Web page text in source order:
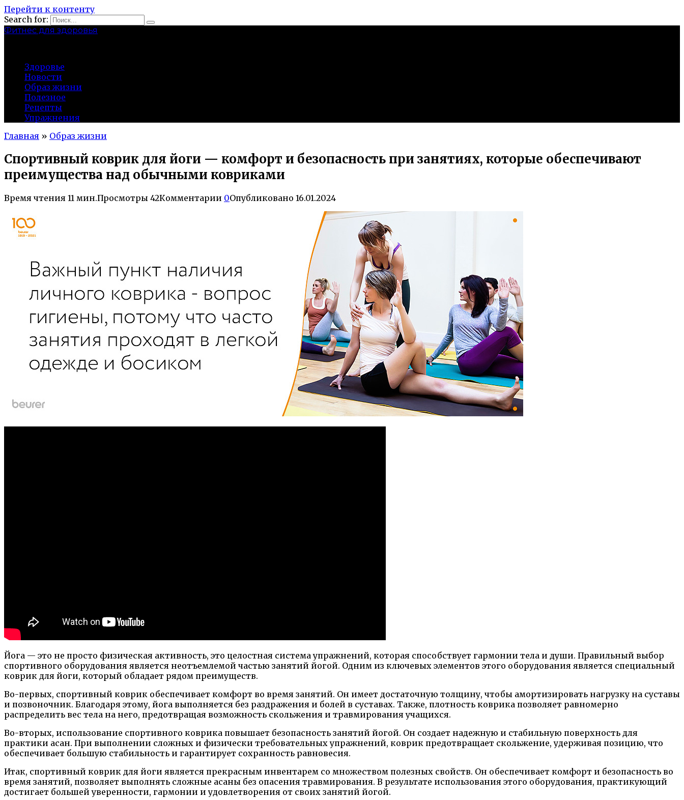
Перейти к контенту
Search for:
Фитнес для здоровья
Здоровье
Новости
Образ жизни
Полезное
Рецепты
Упражнения
Главная » Образ жизни
Спортивный коврик для йоги — комфорт и безопасность при занятиях, которые обеспечивают
преимущества над обычными ковриками
Время чтения 11 мин.Просмотры 42Комментарии 0Опубликовано 16.01.2024
Йога — это не просто физическая активность, это целостная система упражнений, которая способствует гармонии тела и души. Правильный выбор
спортивного оборудования является неотъемлемой частью занятий йогой. Одним из ключевых элементов этого оборудования является специальный
коврик для йоги, который обладает рядом преимуществ.
Во-первых, спортивный коврик обеспечивает комфорт во время занятий. Он имеет достаточную толщину, чтобы амортизировать нагрузку на суставы
и позвоночник. Благодаря этому, йога выполняется без раздражения и болей в суставах. Также, плотность коврика позволяет равномерно
распределить вес тела на него, предотвращая возможность скольжения и травмирования учащихся.
Во-вторых, использование спортивного коврика повышает безопасность занятий йогой. Он создает надежную и стабильную поверхность для
практики асан. При выполнении сложных и физически требовательных упражнений, коврик предотвращает скольжение, удерживая позицию, что
обеспечивает большую стабильность и гарантирует сохранность равновесия.
Итак, спортивный коврик для йоги является прекрасным инвентарем со множеством полезных свойств. Он обеспечивает комфорт и безопасность во
время занятий, позволяет выполнять сложные асаны без опасения травмирования. В результате использования этого оборудования, практикующий
достигает большей уверенности, гармонии и удовлетворения от своих занятий йогой.